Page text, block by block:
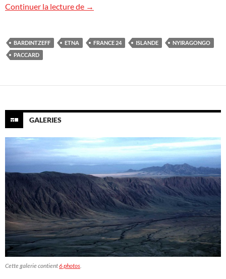
Continuer la lecture de Les volcans sur France 24 TV
→
BARDINTZEFF ETNA FRANCE 24 ISLANDE
NYIRAGONGO
PACCARD
GALERIES
Cette galerie contient6 photos